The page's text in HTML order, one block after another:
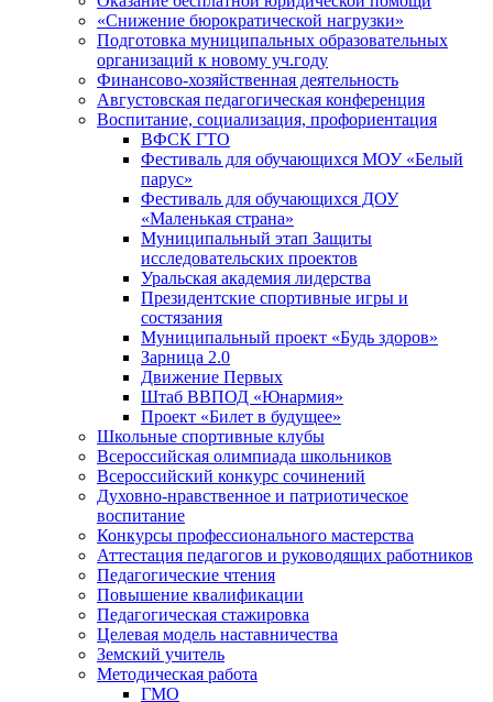
«Снижение бюрократической нагрузки»
Подготовка муниципальных образовательных
организаций к новому уч.году
Финансово-хозяйственная деятельность
Августовская педагогическая конференция
Воспитание, социализация, профориентация
ВФСК ГТО
Фестиваль для обучающихся МОУ «Белый
парус»
Фестиваль для обучающихся ДОУ
«Маленькая страна»
Муниципальный этап Защиты
исследовательских проектов
Уральская академия лидерства
Президентские спортивные игры и
состязания
Муниципальный проект «Будь здоров»
Зарница 2.0
Движение Первых
Штаб ВВПОД «Юнармия»
Проект «Билет в будущее»
Школьные спортивные клубы
Всероссийская олимпиада школьников
Всероссийский конкурс сочинений
Духовно-нравственное и патриотическое
воспитание
Конкурсы профессионального мастерства
Аттестация педагогов и руководящих работников
Педагогические чтения
Повышение квалификации
Педагогическая стажировка
Целевая модель наставничества
Земский учитель
Методическая работа
ГМО